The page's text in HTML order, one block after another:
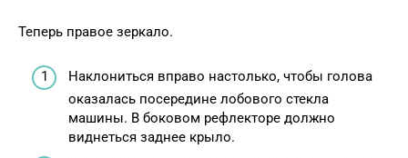
Теперь правое зеркало.
Наклониться вправо настолько, чтобы голова
оказалась посередине лобового стекла
машины. В боковом рефлекторе должно
виднеться заднее крыло.